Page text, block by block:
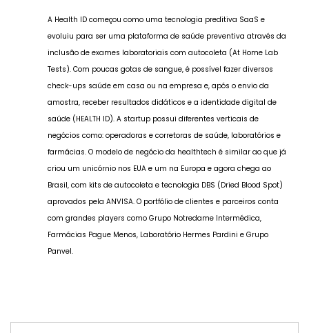
A Health ID começou como uma tecnologia preditiva SaaS e
evoluiu para ser uma plataforma de saúde preventiva através da
inclusão de exames laboratoriais com autocoleta (At Home Lab
Tests). Com poucas gotas de sangue, é possível fazer diversos
check-ups saúde em casa ou na empresa e, após o envio da
amostra, receber resultados didáticos e a identidade digital de
saúde (HEALTH ID). A startup possui diferentes verticais de
negócios como: operadoras e corretoras de saúde, laboratórios e
farmácias. O modelo de negócio da healthtech é similar ao que já
criou um unicórnio nos EUA e um na Europa e agora chega ao
Brasil, com kits de autocoleta e tecnologia DBS (Dried Blood Spot)
aprovados pela ANVISA. O portfólio de clientes e parceiros conta
com grandes players como Grupo Notredame Intermédica,
Farmácias Pague Menos, Laboratório Hermes Pardini e Grupo
Panvel.